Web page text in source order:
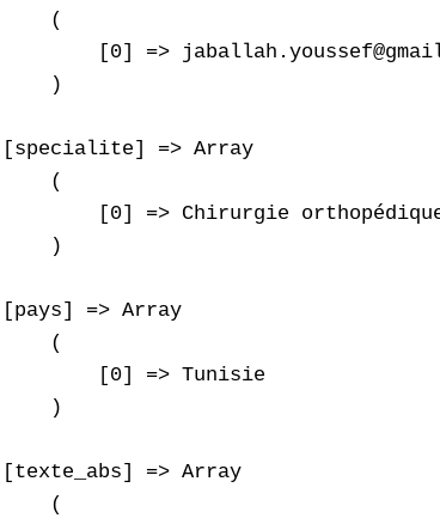
(
[0] =>
)
=> Array
(
[0] => Chirurgie
)
=> Array
(
[0] => Tunisie
)
=> Array
(